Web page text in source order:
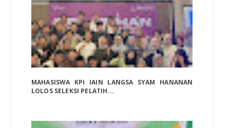
MAHASISWA KPI IAIN LANGSA SYAM HANANAN
LOLOS SELEKSI PELATIH...